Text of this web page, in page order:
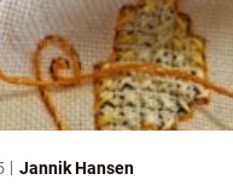
Jannik Hansen